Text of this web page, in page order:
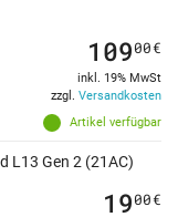
Artikel verfügbar
10900€
inkl. 19% MwSt
zzgl. Versandkosten
L13 Gen 2 (21AC)
1900€